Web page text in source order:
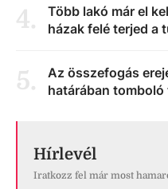
4.
Több lakó már el
házak felé terjed a
5.
Az összefogás
határában tomboló
Hírlevél
Iratkozz fel már most